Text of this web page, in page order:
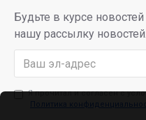
Будьте в курсе
нашу рассылку новостей.
Я прочитал и согласен с
Политика